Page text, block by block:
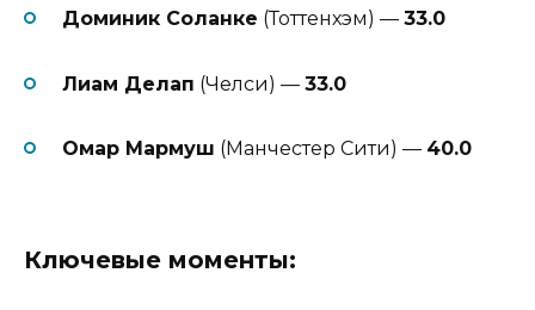
Доминик Соланке (Тоттенхэм) — 33.0
Лиам Делап (Челси) — 33.0
Омар Мармуш (Манчестер Сити) — 40.0
Ключевые моменты: